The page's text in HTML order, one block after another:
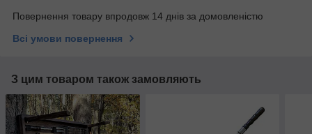
Повернення товару впродовж 14 днів за домовленістю
Всі умови повернення
З цим товаром також замовляють